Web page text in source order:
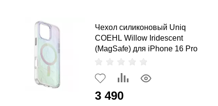
Чехол силиконовый Uniq
COEHL Willow Iridescent
(MagSafe) для iPhone 16 Pro
3 490